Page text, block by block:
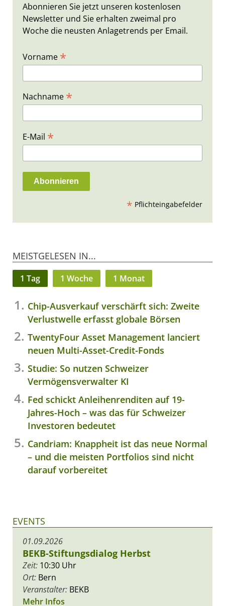
Abonnieren Sie jetzt unseren kostenlosen
Newsletter und Sie erhalten zweimal pro
Woche die neusten Anlagetrends per Email.
Vorname *
Nachname *
E-Mail *
* Pflichteingabefelder
MEISTGELESEN IN...
1 Tag 1 Woche 1 Monat
Chip-Ausverkauf verschärft sich: Zweite
Verlustwelle erfasst globale Börsen
TwentyFour Asset Management lanciert
neuen Multi-Asset-Credit-Fonds
Studie: So nutzen Schweizer
Vermögensverwalter KI
Fed schickt Anleihenrenditen auf 19-
Jahres-Hoch – was das für Schweizer
Investoren bedeutet
Candriam: Knappheit ist das neue Normal
– und die meisten Portfolios sind nicht
darauf vorbereitet
EVENTS
01.09.2026
BEKB-Stiftungsdialog Herbst
Zeit: 10:30 Uhr
Ort: Bern
Veranstalter: BEKB
Mehr Infos